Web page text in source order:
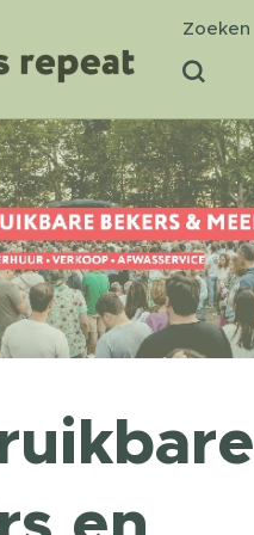
Zoeken